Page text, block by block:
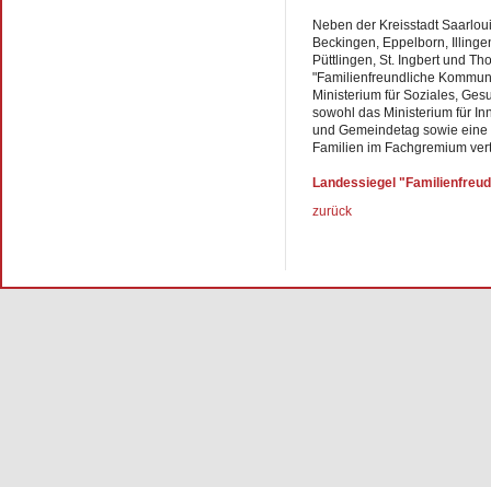
Neben der Kreisstadt
Beckingen, Eppelborn,
Püttlingen, St. Ingbert und
"Familienfreundliche
Ministerium für Soziales,
sowohl das Ministerium für
und Gemeindetag sowie
Familien im Fachgremium
Landessiegel
zurück